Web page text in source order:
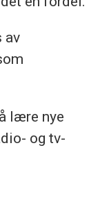
av
lære nye
og tv-